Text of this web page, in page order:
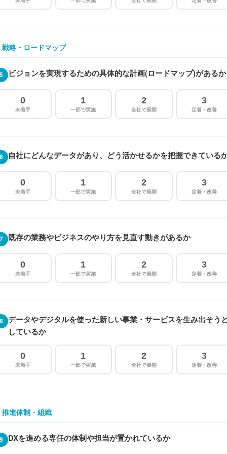
戦略・ロードマップ
ビジョンを実現するための具体的な計画(ロードマップ)があるか
0
未着手
1
一部で実施
2
全社で展開
3
定着・改善
自社にどんなデータがあり、どう活かせるかを把握できている
0
未着手
1
一部で実施
2
全社で展開
3
定着・改善
既存の業務やビジネスのやり方を見直す動きがあるか
0
未着手
1
一部で実施
2
全社で展開
3
定着・改善
データやデジタルを使った新しい事業・サービスを生み出そう
しているか
0
未着手
1
一部で実施
2
全社で展開
3
定着・改善
推進体制・組織
DXを進める専任の体制や担当が置かれているか